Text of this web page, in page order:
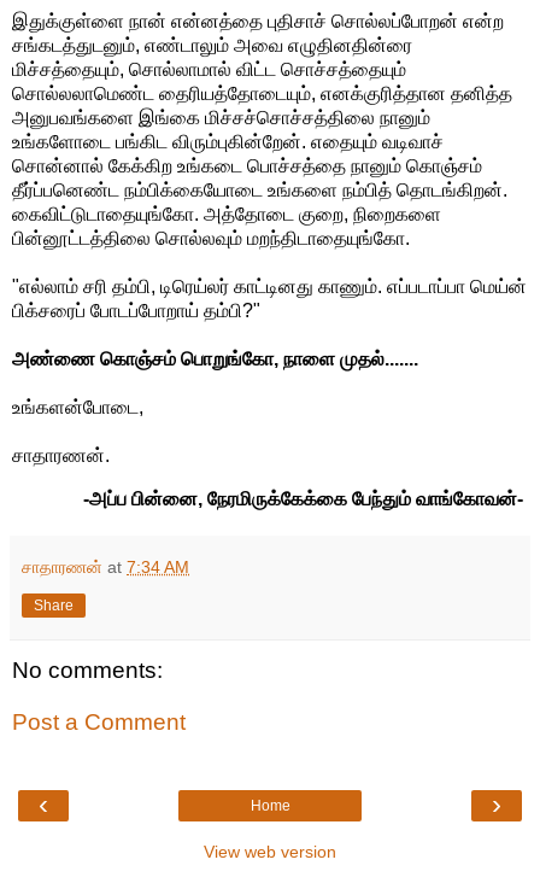
இதுக்குள்ளை நான் என்னத்தை புதிசாச் சொல்லப்போறன் என்ற
சங்கடத்துடனும், எண்டாலும் அவை எழுதினதின்ரை
மிச்சத்தையும், சொல்லாமால் விட்ட சொச்சத்தையும்
சொல்லலாமெண்ட தைரியத்தோடையும், எனக்குரித்தான தனித்த
அனுபவங்களை இங்கை மிச்சச்சொச்சத்திலை நானும்
உங்களோடை பங்கிட விரும்புகின்றேன். எதையும் வடிவாச்
சொன்னால் கேக்கிற‌ உங்கடை பொச்சத்தை நானும் கொஞ்சம்
தீர்ப்பனெண்ட நம்பிக்கையோடை உங்களை நம்பித் தொடங்கிறன்.
கைவிட்டுடாதையுங்கோ. அத்தோடை குறை, நிறைகளை
பின்னூட்டத்திலை சொல்லவும் மறந்திடாதையுங்கோ.
"எல்லாம் சரி தம்பி, டிரெய்லர் காட்டினது காணும். எப்படாப்பா மெய்ன்
பிக்சரைப் போடப்போறாய் தம்பி?"
அண்ணை கொஞ்சம் பொறுங்கோ, நாளை முதல்.......
உங்களன்போடை,
சாதாரணன்.
-அப்ப பின்னை, நேரமிருக்கேக்கை பேந்தும் வாங்கோவன்-
சாதாரணன் at 7:34 AM
Share
No comments:
Post a Comment
‹ ›
Home
View web version